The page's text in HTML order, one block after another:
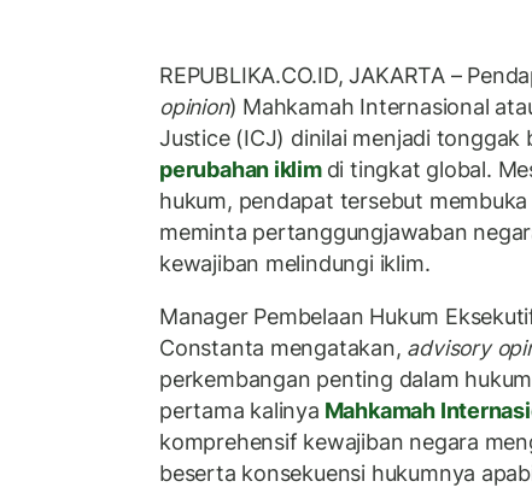
REPUBLIKA.CO.ID, JAKARTA –
opinion) Mahkamah Internasional
Justice (ICJ) dinilai menjadi tonggak
perubahan iklim di tingkat global.
hukum, pendapat tersebut
meminta pertanggungjawaban
kewajiban melindungi iklim.
Manager Pembelaan Hukum
Constanta mengatakan, advisory
perkembangan penting dalam
pertama kalinya Mahkamah
komprehensif kewajiban negara
beserta konsekuensi hukumnya